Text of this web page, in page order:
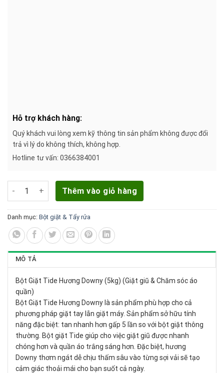
Hỗ trợ khách hàng:
Quý khách vui lòng xem kỹ thông tin sản phẩm không được đổi
trả vì lý do không thích, không hợp.
Hotline tư vấn: 0366384001
Bột Giặt Tide Hương Downy (5kg) số lượng
Thêm vào giỏ hàng
Danh mục: Bột giặt & Tẩy rửa
MÔ TẢ
Bột Giặt Tide Hương Downy (5kg) (Giặt giũ & Chăm sóc áo
quần)
Bột Giặt Tide Hương Downy là sản phẩm phù hợp cho cả
phương pháp giặt tay lẫn giặt máy. Sản phẩm sở hữu tính
năng đặc biệt: tan nhanh hơn gấp 5 lần so với bột giặt thông
thường. Bột giặt Tide giúp cho việc giặt giũ được nhanh
chóng hơn và quần áo trắng sáng hơn. Đặc biệt, hương
Downy thơm ngát dễ chịu thấm sâu vào từng sợi vải sẽ tạo
cảm giác thoải mái cho bạn suốt cả ngày.